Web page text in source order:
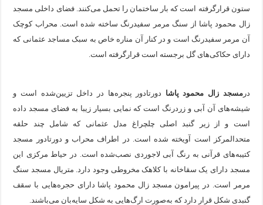
ستون قرارگرفته است که بار ساختمان را تحمل می‌کنند. فضای داخلی مسجد
زال محمود پاشا از سنگ مرمر سفیدرنگ ساخته شده است. محراب کوچک
آن مرمر سفیدرنگ است و در کنار آن مناره خاص به سبک مساجد عثمانی که
دارای حکاکی‌های گل برجسته است قرارگرفته است.
درمسجد زال محمود پاشا دورتادور پنجره‌ها در داخل تزیین‌شده است و
شیشه‌های آن آبی و زردرنگ است که نمایی بسیار زیبا به فضای مسجد داده
است و از زیر گنبد اصلی چلچراغ مدل عثمانی که شامل چند حلقه
متحدالمرکز است آویخته شده است. در اطراف محراب و دورتادور مسجد
کتیبه‌های قرآنی به رنگ آبی لاجوردی نصب‌شده است. در حیاط مرکزی این
مسجد دارای یک سقاخانه با کلاهک مخروطی وجود دارد. متریال مسجد سنگ
مرمر است. در پیرامون مسجد زال محمود پاشا دارای حجره‌هایی با سقف
گنبدی شکل قرار دارد که به‌صورت ارگ‌هایی به شکل سایه‌بان می‌باشند.